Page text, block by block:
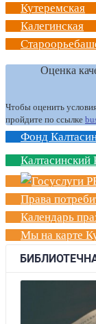
Кутеремская
Калегинская
Оценка
Чтобы оценить
пройдите по ссылке
Фонд
Права
Календарь
Мы на карте